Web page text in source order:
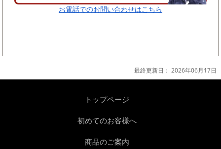
お電話でのお問い合わせはこちら
最終更新日：2026年06月17日
トップページ
初めてのお客様へ
商品のご案内